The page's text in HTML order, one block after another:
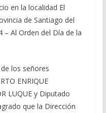
en la localidad El
de Santiago del
– Al Orden del Día de la
los señores
ENRIQUE
LUQUE y Diputado
que la Dirección